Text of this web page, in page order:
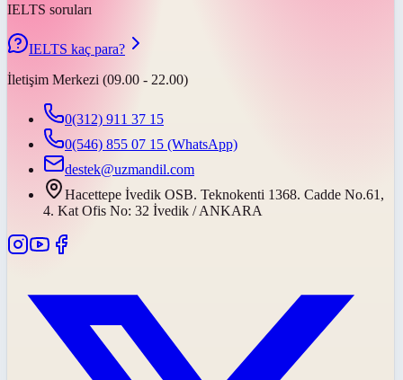
IELTS soruları
IELTS kaç para?
İletişim Merkezi (09.00 - 22.00)
0(312) 911 37 15
0(546) 855 07 15 (WhatsApp)
destek@uzmandil.com
Hacettepe İvedik OSB. Teknokenti 1368. Cadde No.61,
4. Kat Ofis No: 32 İvedik / ANKARA